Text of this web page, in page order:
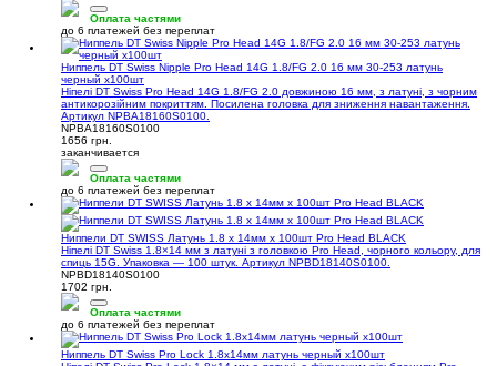
Оплата частями
до 6 платежей без переплат
Ниппель DT Swiss Nipple Pro Head 14G 1.8/FG 2.0 16 мм 30-253 латунь
черный х100шт
Ніпелі DT Swiss Pro Head 14G 1.8/FG 2.0 довжиною 16 мм, з латуні, з чорним
антикорозійним покриттям. Посилена головка для зниження навантаження.
Артикул NPBA18160S0100.
NPBA18160S0100
1656 грн.
заканчивается
Оплата частями
до 6 платежей без переплат
Ниппели DT SWISS Латунь 1.8 x 14мм х 100шт Pro Head BLACK
Ніпелі DT Swiss 1.8×14 мм з латуні з головкою Pro Head, чорного кольору, для
спиць 15G. Упаковка — 100 штук. Артикул NPBD18140S0100.
NPBD18140S0100
1702 грн.
Оплата частями
до 6 платежей без переплат
Ниппель DT Swiss Pro Lock 1.8х14мм латунь черный х100шт